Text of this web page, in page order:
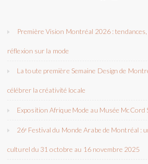
Première Vision Montréal 2026 :
réflexion sur la mode
La toute première Semaine Design de
célébrer la créativité locale
Exposition Afrique Mode au Musée McCord
26ᵉ Festival du Monde Arabe de Montréal :
culturel du 31 octobre au 16 novembre 2025